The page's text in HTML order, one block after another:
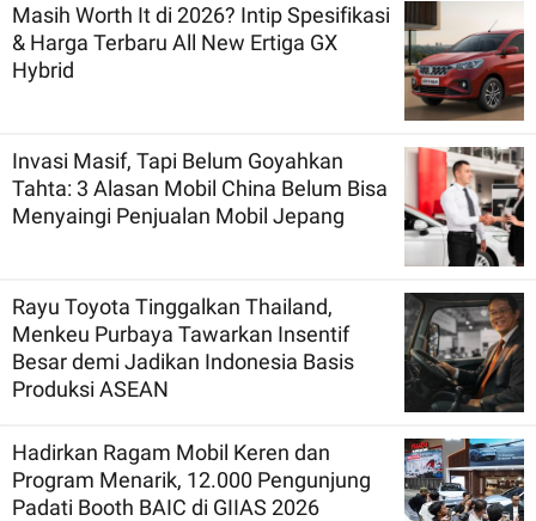
Masih Worth It di 2026? Intip Spesifikasi
& Harga Terbaru All New Ertiga GX
Hybrid
Invasi Masif, Tapi Belum Goyahkan
Tahta: 3 Alasan Mobil China Belum Bisa
Menyaingi Penjualan Mobil Jepang
Rayu Toyota Tinggalkan Thailand,
Menkeu Purbaya Tawarkan Insentif
Besar demi Jadikan Indonesia Basis
Produksi ASEAN
Hadirkan Ragam Mobil Keren dan
Program Menarik, 12.000 Pengunjung
Padati Booth BAIC di GIIAS 2026